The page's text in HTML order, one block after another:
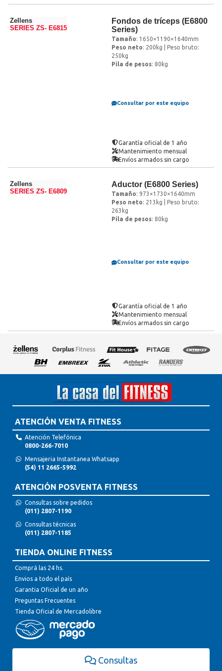
Zellens
SERIES ZS- E6815
Fondos de tríceps (E6800
Series)
Tamaño: 1650×1190×1640mm
Peso neto: 200kg | Peso bruto:
250kg
Pila de pesos: 80kg
Consultar por este equipo
Garantía oficial de 1 año
Mantenimiento mensual
Envíos armados sin cargo
Zellens
SERIES ZS- E6809
Aductor (E6800 Series)
Tamaño: 973×1730×1640mm
Peso neto: 213kg | Peso bruto:
263kg
Pila de pesos: 80kg
Consultar por este equipo
Garantía oficial de 1 año
Mantenimiento mensual
Envíos armados sin cargo
ATENCIÓN VENTA FITNESS
Atención Telefónica
0800-266-7010
Mensajeria Instantanea Whatsapp
(54) 11 2665-5992
ATENCIÓN POSVENTA FITNESS
Consultas sobre pedidos
(011) 2807-1190
Consultas técnicas
(011) 2807-1185
TIENDA ONLINE FITNESS
Comprá las 24 hs.
Envios a todo el país
Garantia Oficial de un año
Preguntas Frecuentes
Tienda Oficial de Mercadolibre
Consultas